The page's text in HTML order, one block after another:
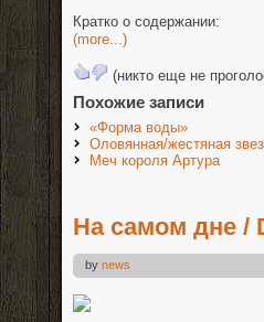
Кратко о содержании:
(more...)
(никто еще не
Похожие записи
«Форма воды»
Оловянная/жестяная
Меч короля Артура
На самом дне /
by news